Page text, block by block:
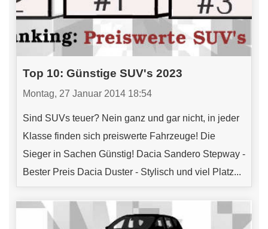
Top 10: Günstige SUV's 2023
Montag, 27 Januar 2014 18:54
Sind SUVs teuer? Nein ganz und gar nicht, in jeder
Klasse finden sich preiswerte Fahrzeuge! Die
Sieger in Sachen Günstig! Dacia Sandero Stepway -
Bester Preis Dacia Duster - Stylisch und viel Platz...